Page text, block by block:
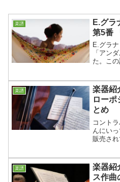
楽譜
E.グラ
第5番
E.グラ
「アン
た。こ
楽譜
楽器紹
ローポ
とめ
コント
んにい
販売され
用の曲
出しに
初心者
曲をご
楽譜
楽器紹
ス作曲